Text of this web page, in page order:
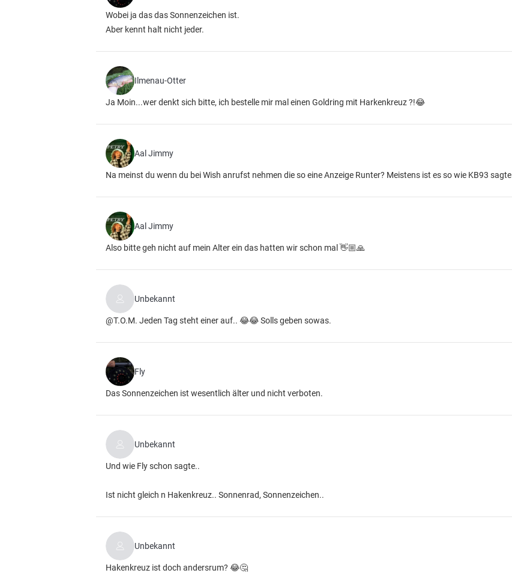
Wobei ja das das Sonnenzeichen ist.
Aber kennt halt nicht jeder.
Ilmenau-Otter
Ja Moin...wer denkt sich bitte, ich bestelle mir mal einen Goldring mit Harkenkreuz ?!😂
Aal Jimmy
Na meinst du wenn du bei Wish anrufst nehmen die so eine Anzeige Runter? Meistens ist es so wie KB93 sagte
Aal Jimmy
Also bitte geh nicht auf mein Alter ein das hatten wir schon mal 👋🏼🙏
Unbekannt
@T.O.M. Jeden Tag steht einer auf.. 😂😂 Solls geben sowas.
Fly
Das Sonnenzeichen ist wesentlich älter und nicht verboten.
Unbekannt
Und wie Fly schon sagte..
Ist nicht gleich n Hakenkreuz.. Sonnenrad, Sonnenzeichen..
Unbekannt
Hakenkreuz ist doch andersrum? 😂🤔